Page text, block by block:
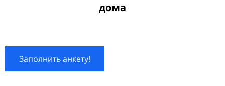
дома
Заполнить анкету!